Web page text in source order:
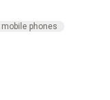
mobile phones